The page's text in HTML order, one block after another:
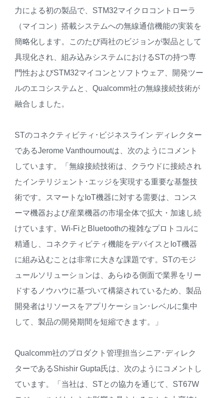
力による初の製品で、STM32マイクロコントローラ
（マイコン）搭載システムへの無線通信機能の実装を
簡略化します。このたび両社のビジョンが製品として
具現化され、組み込みシステムにおけるSTの持つ専
門性およびSTM32マイコンとソフトウェア、開発ツー
ルのエコシステムと、Qualcomm社の無線接続技術が
融合しました。
STのコネクティビティ･ビジネスライン ディレクター
であるJerome Vanthournoutは、次のようにコメント
しています。「無線接続技術は、クラウドに接続され
たインテリジェント･エッジを実現する重要な基盤技
術です。スマートなIoT機器に対する需要は、コンス
ーマ機器および産業機器の市場全体で拡大・加速し続
けています。Wi-FiとBluetoothの複雑なプロトコルに
精通し、コネクティビティ機能をデバイスとIoT機器
に組み込むことは非常に大きな課題です。STのモジ
ュールソリューションは、あらゆる側面で業界をリー
ドするノウハウに基づいて構築されているため、製品
開発者はリソースをアプリケーション･レベルに集中
して、製品の開発期間を短縮できます。」
Qualcomm社のプロダクト管理担当シニア･ディレク
ターであるShishir Gupta氏は、次のようにコメントし
ています。「当社は、STとの協力を通じて、ST67W